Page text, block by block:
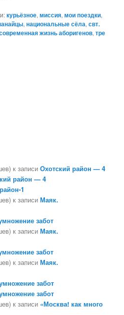
курьёзное,миссия,мои поездки,
,национальные сёла,свт.
жизнь аборигенов,тре
к записиОхотский район — 4
район — 4
1
к записиМаяк.
забот
к записиМаяк.
забот
к записиМаяк.
забот
забот
к записи «Москва! как много